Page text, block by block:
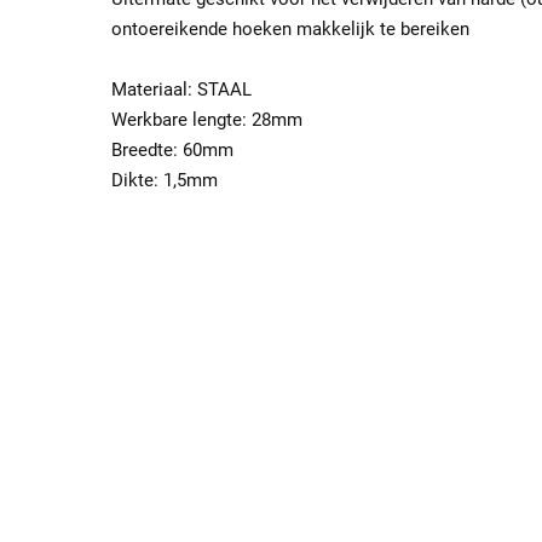
ontoereikende hoeken makkelijk te bereiken
Materiaal: STAAL
Werkbare lengte: 28mm
Breedte: 60mm
Dikte: 1,5mm